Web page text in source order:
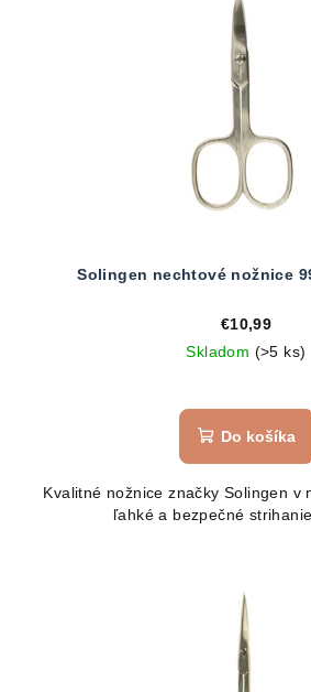
Solingen nechtové nožnice
€10,99
Skladom (>5 ks)
Do košíka
Kvalitné nožnice značky Solingen v
ľahké a bezpečné